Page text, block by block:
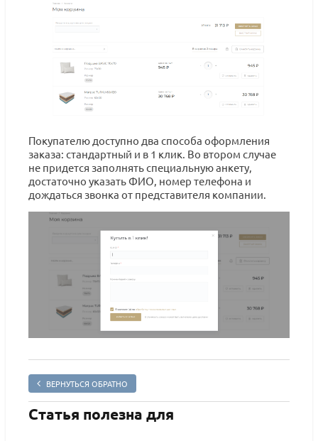
Покупателю доступно два способа оформления
заказа: стандартный и в 1 клик. Во втором случае
не придется заполнять специальную анкету,
достаточно указать ФИО, номер телефона и
дождаться звонка от представителя компании.
ВЕРНУТЬСЯ ОБРАТНО
Статья полезна для